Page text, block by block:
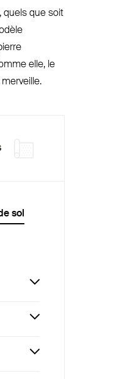
quels que soit
elle, le
sol